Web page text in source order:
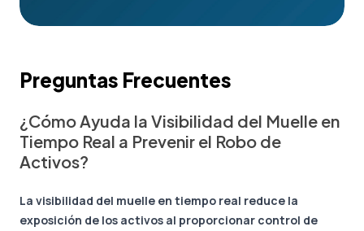
Preguntas Frecuentes
¿Cómo Ayuda la Visibilidad del Muelle en
Tiempo Real a Prevenir el Robo de
Activos?
La visibilidad del muelle en tiempo real reduce la
exposición de los activos al proporcionar control de